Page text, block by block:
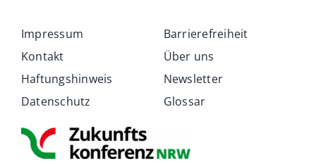
Impressum
Kontakt
Haftungshinweis
Datenschutz
Barrierefreiheit
Über uns
Newsletter
Glossar